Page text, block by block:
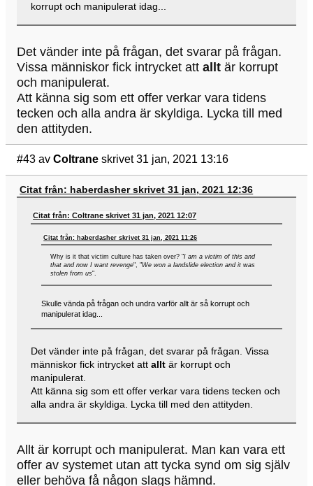
korrupt och manipulerat idag...
Det vänder inte på frågan, det svarar på frågan.
Vissa människor fick intrycket att allt är korrupt
och manipulerat.
Att känna sig som ett offer verkar vara tidens
tecken och alla andra är skyldiga. Lycka till med
den attityden.
#43 av Coltrane skrivet 31 jan, 2021 13:16
Citat från: haberdasher skrivet 31 jan, 2021 12:36
Citat från: Coltrane skrivet 31 jan, 2021 12:07
Citat från: haberdasher skrivet 31 jan, 2021 11:26
Why is it that victim culture has taken over? "I am a victim of this and
that and now I want revenge", "We won a landslide election and it was
stolen from us".
Skulle vända på frågan och undra varför allt är så korrupt och
manipulerat idag...
Det vänder inte på frågan, det svarar på frågan. Vissa
människor fick intrycket att alltär korrupt och
manipulerat.
Att känna sig som ett offer verkar vara tidens tecken och
alla andra är skyldiga. Lycka till med den attityden.
Allt är korrupt och manipulerat. Man kan vara ett
offer av systemet utan att tycka synd om sig själv
eller behöva få någon slags hämnd.